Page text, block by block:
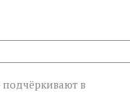
подчёркивают в